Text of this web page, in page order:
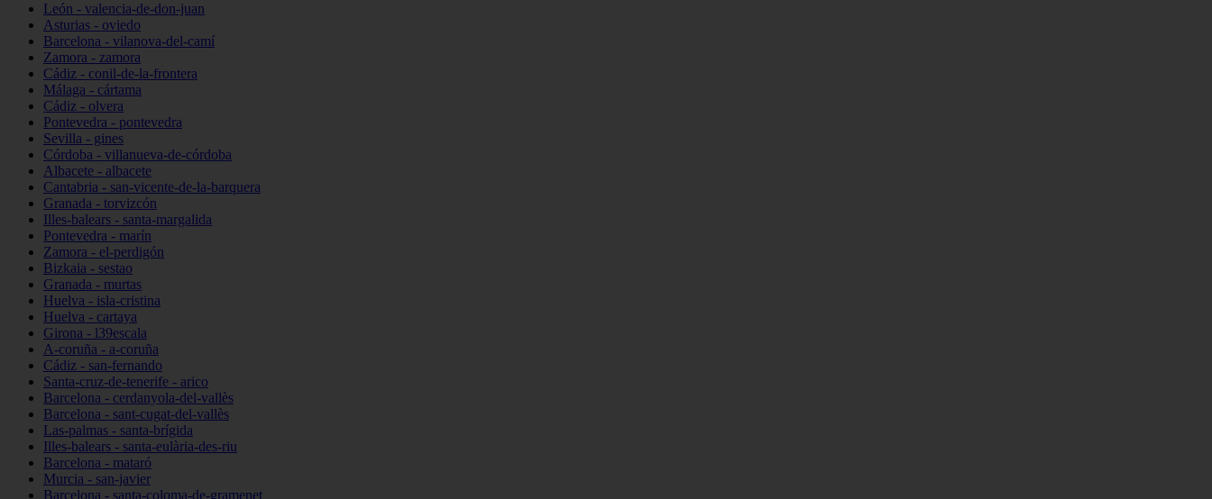
León - valencia-de-don-juan
Asturias - oviedo
Barcelona - vilanova-del-camí
Zamora - zamora
Cádiz - conil-de-la-frontera
Málaga - cártama
Cádiz - olvera
Pontevedra - pontevedra
Sevilla - gines
Córdoba - villanueva-de-córdoba
Albacete - albacete
Cantabria - san-vicente-de-la-barquera
Granada - torvizcón
Illes-balears - santa-margalida
Pontevedra - marín
Zamora - el-perdigón
Bizkaia - sestao
Granada - murtas
Huelva - isla-cristina
Huelva - cartaya
Girona - l39escala
A-coruña - a-coruña
Cádiz - san-fernando
Santa-cruz-de-tenerife - arico
Barcelona - cerdanyola-del-vallès
Barcelona - sant-cugat-del-vallès
Las-palmas - santa-brígida
Illes-balears - santa-eulària-des-riu
Barcelona - mataró
Murcia - san-javier
Barcelona - santa-coloma-de-gramenet